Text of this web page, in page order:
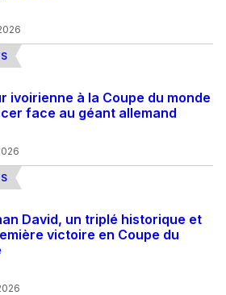
ivoirienne à la Coupe du monde
face au géant allemand
David, un triplé historique et
victoire en Coupe du